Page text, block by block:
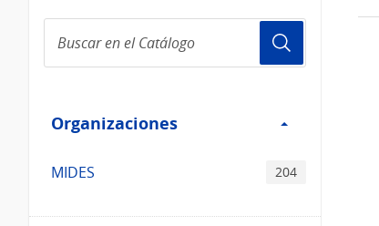
en
el
Organizaciones
Organizaciones
MIDES 204